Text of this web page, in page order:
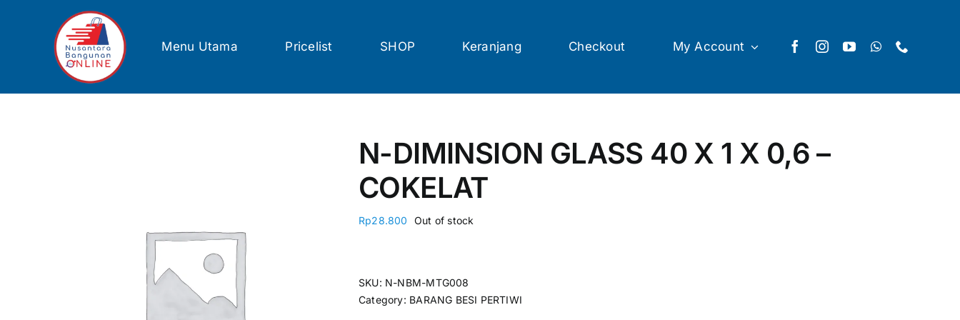
Menu Utama Pricelist SHOP Keranjang Checkout My Account
N-DIMINSION GLASS 40 X 1 X 0,6 –
COKELAT
Rp28.800 Out of stock
SKU: N-NBM-MTG008
Category: BARANG BESI PERTIWI